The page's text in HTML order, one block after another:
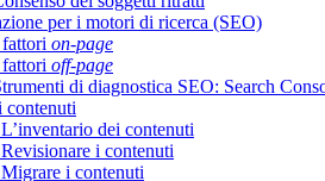
per i motori di ricerca (SEO)
on-page
off-page
di diagnostica SEO: Search
contenuti
dei contenuti
i contenuti
i contenuti